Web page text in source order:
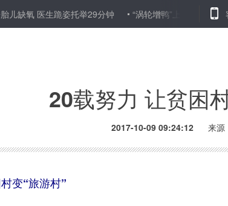
生跪姿托举29分钟 “涡轮增鸭”上高速 交警：现场发现罚
20载努力 让贫困
2017-10-09 09:24:12 来源
变“旅游村”